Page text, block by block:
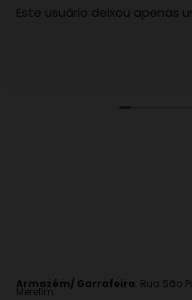
usuário deixou apenas uma
Armazém/ Garrafeira: Rua São
Merelim